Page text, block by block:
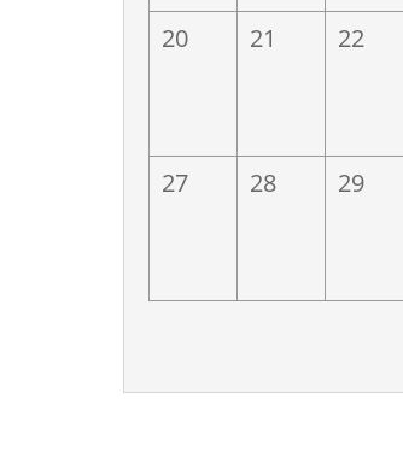
20 21 22
27 28 29
5/7(四)富邦人壽 億光電子